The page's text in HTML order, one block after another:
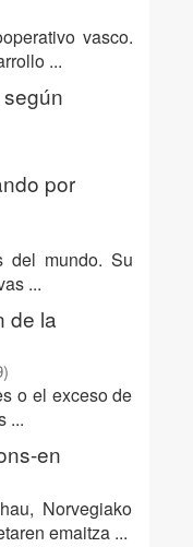
vasco.
...
por
del mundo. Su
...
de la
)
o el exceso de
...
en
Norvegiako
emaitza ...